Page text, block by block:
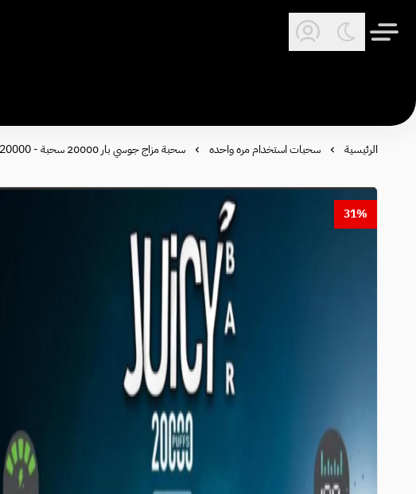
الرئيسية سحبات استخدام مره واحده سحبة مزاج جوسي بار 20000 سحبة - mazag juicy bar 20000
31%